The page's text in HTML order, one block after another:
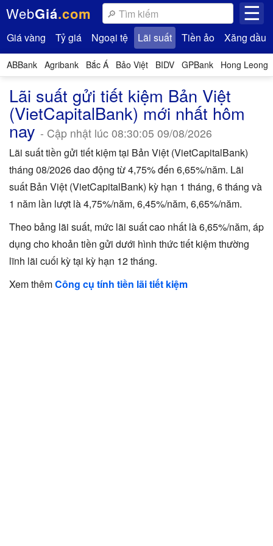
WebGiá.com ☰
Giá vàng Tỷ giá Ngoại tệ Lãi suất Tiền ảo Xăng dầu
ABBank Agribank Bắc Á Bảo Việt BIDV GPBank Hong Leong
Lãi suất gửi tiết kiệm Bản Việt
(VietCapitalBank) mới nhất hôm
nay - Cập nhật lúc 08:30:05 09/08/2026
Lãi suất tiền gửi tiết kiệm tại Bản Việt (VietCapitalBank)
tháng 08/2026 dao động từ 4,75% đến 6,65%/năm. Lãi
suất Bản Việt (VietCapitalBank) kỳ hạn 1 tháng, 6 tháng và
1 năm lần lượt là 4,75%/năm, 6,45%/năm, 6,65%/năm.
Theo bảng lãi suất, mức lãi suất cao nhất là 6,65%/năm, áp
dụng cho khoản tiền gửi dưới hình thức tiết kiệm thường
lĩnh lãi cuối kỳ tại kỳ hạn 12 tháng.
Xem thêmCông cụ tính tiền lãi tiết kiệm